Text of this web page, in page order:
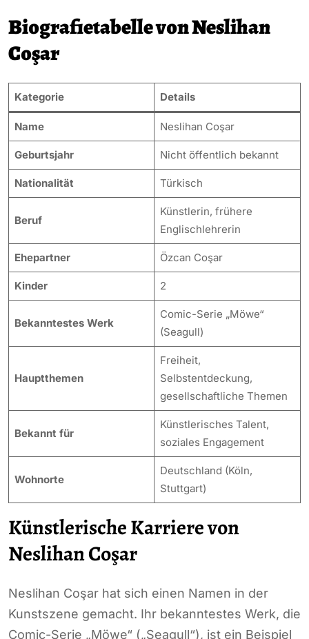
Biografietabelle von Neslihan
Coşar
Kategorie Details
Name Neslihan Coşar
Geburtsjahr Nicht öffentlich bekannt
Nationalität Türkisch
Beruf
Künstlerin, frühere
Englischlehrerin
Ehepartner Özcan Coşar
Kinder 2
Bekanntestes Werk
Comic-Serie „Möwe“
(Seagull)
Hauptthemen
Freiheit,
Selbstentdeckung,
gesellschaftliche Themen
Bekannt für
Künstlerisches Talent,
soziales Engagement
Wohnorte
Deutschland (Köln,
Stuttgart)
Künstlerische Karriere von
Neslihan Coşar
Neslihan Coşar hat sich einen Namen in der
Kunstszene gemacht. Ihr bekanntestes Werk, die
Comic-Serie „Möwe“ („Seagull“), ist ein Beispiel